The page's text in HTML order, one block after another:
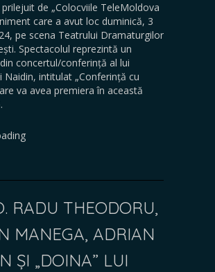
de „Colocviile TeleMoldova
care a avut loc duminică, 3
pe scena Teatrului Dramaturgilor
Spectacolul reprezintă un
concertul/conferință al lui
Naidin, intitulat „Conferință cu
va avea premiera în această
RADU THEODORU,
MANEGA, ADRIAN
ȘI „DOINA” LUI